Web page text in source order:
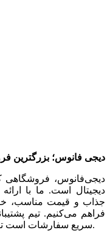
دیجی فانوس؛ بزرگترین
دیجی‌فانوس، فروشگاهی
دیجیتال است. ما با
جذاب و قیمت مناسب،
فراهم می‌کنیم. تیم
سریع سفارشات است تا بهترین تجربه خرید آنلاین را داشته باشید.